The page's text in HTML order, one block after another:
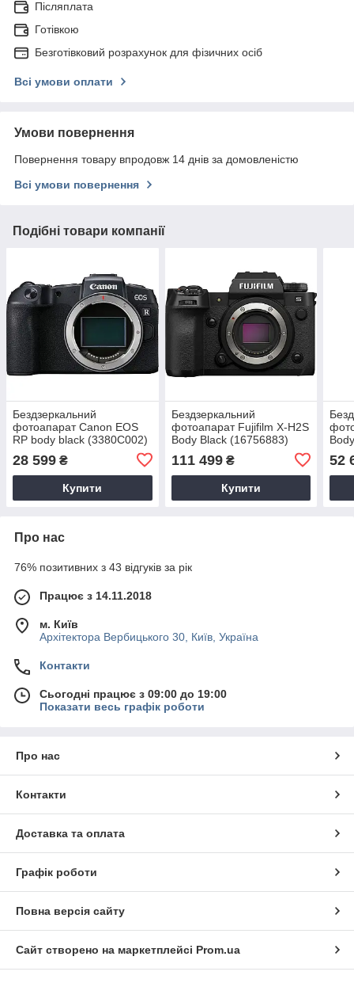
Післяплата
Готівкою
Безготівковий розрахунок для фізичних осіб
Всі умови оплати
Умови повернення
Повернення товару впродовж 14 днів за домовленістю
Всі умови повернення
Подібні товари компанії
Бездзеркальний
фотоапарат Canon EOS
RP body black (3380C002)
28 599 ₴
Купити
Бездзеркальний
фотоапарат Fujifilm X-H2S
Body Black (16756883)
111 499₴
Купити
52
Про нас
76% позитивних з 43 відгуків за рік
Працює з 14.11.2018
м. Київ
Архітектора Вербицького 30, Київ, Україна
Контакти
Сьогодні працює з 09:00 до 19:00
Показати весь графік роботи
Про нас
Контакти
Доставка та оплата
Графік роботи
Повна версія сайту
Сайт створено на маркетплейсі Prom.ua